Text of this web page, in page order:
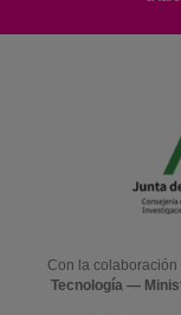
Con la colaboración
Tecnología —